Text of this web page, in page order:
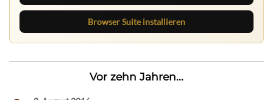
Browser Suite installieren
Vor zehn Jahren...